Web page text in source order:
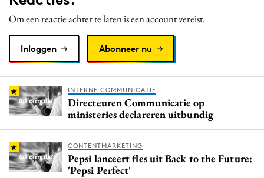
Programmatic
Reputatie & crisis
Om een reactie achter te laten is een account vereist.
Inloggen Abonneer nu
INTERNE COMMUNICATIE
Directeuren Communicatie op
ministeries declareren uitbundig
CONTENTMARKETING
Pepsi lanceert fles uit Back to the Future:
'Pepsi Perfect'